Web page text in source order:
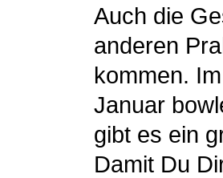
Auch die
anderen
kommen.
Januar
gibt es ein
Damit Du